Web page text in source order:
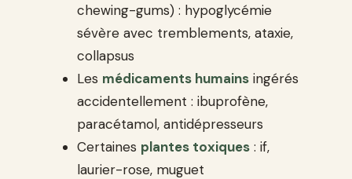
chewing-gums) : hypoglycémie
sévère avec tremblements, ataxie,
collapsus
Les médicaments humains ingérés
accidentellement : ibuprofène,
paracétamol, antidépresseurs
Certaines plantes toxiques : if,
laurier-rose, muguet